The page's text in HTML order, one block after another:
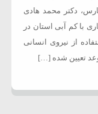
دکتر محمد هادی
با کم آبی استان در
از نیروی انسانی
تعیین شده […]